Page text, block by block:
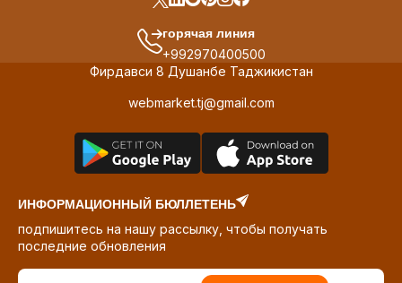
горячая линия
+992970400500
Фирдавси 8 Душанбе Таджикистан
webmarket.tj@gmail.com
ИНФОРМАЦИОННЫЙ БЮЛЛЕТЕНЬ
подпишитесь на нашу рассылку, чтобы получать
последние обновления